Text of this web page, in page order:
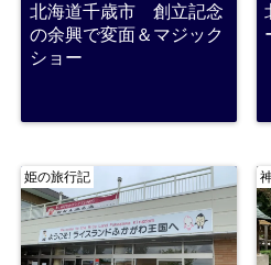
北海道千歳市 創立記念
の余興で変面＆マジック
ショー
姫の旅行記